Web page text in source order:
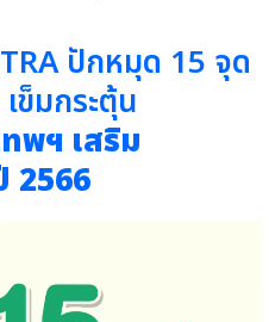
ปักหมุด 15 จุด
ข็มกระตุ้น
พฯ เสริม
2566